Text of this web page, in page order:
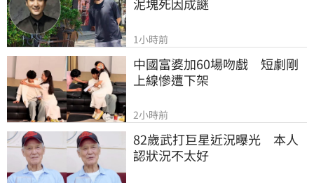
1小時前
中國富婆加60場吻戲　短劇剛
上線慘遭下架
2小時前
82歲武打巨星近況曝光　本人
認狀況不太好